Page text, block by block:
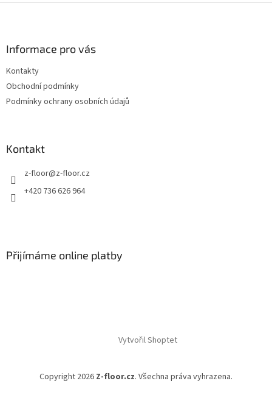
Informace pro vás
Kontakty
Obchodní podmínky
Podmínky ochrany osobních údajů
Kontakt
z-floor@z-floor.cz
+420 736 626 964
Přijímáme online platby
Vytvořil Shoptet
Copyright 2026 Z-floor.cz. Všechna práva vyhrazena.